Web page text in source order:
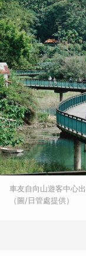
車友自向山遊客中心
（圖/日管處提供）